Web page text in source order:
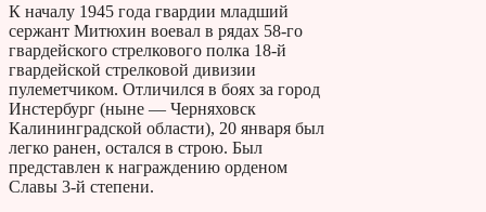
К началу 1945 года гвардии младший
сержант Митюхин воевал в рядах 58-го
гвардейского стрелкового полка 18-й
гвардейской стрелковой дивизии
пулеметчиком. Отличился в боях за город
Инстербург (ныне — Черняховск
Калининградской области), 20 января был
легко ранен, остался в строю. Был
представлен к награждению орденом
Славы 3-й степени.